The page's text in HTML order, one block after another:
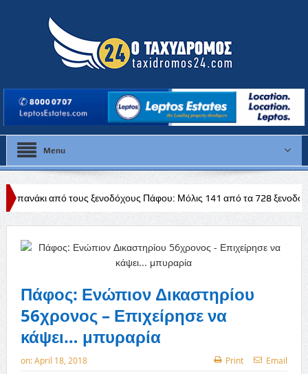
Menu
ξενοδόχους Πάφου: Μόλις 141 από τα 728 ξενοδοχεία διαθέτουν
Πάφος: Ενώπιον Δικαστηρίου
56χρονος – Επιχείρησε να
κάψει… μπυραρία
on:April 18, 2018 Print Email